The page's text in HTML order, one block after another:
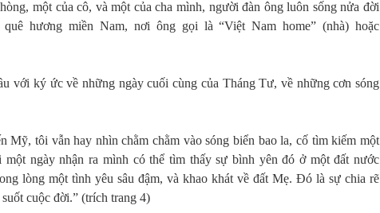
một của cô, và một của cha mình, người đàn ông luôn sống nửa đời
hương miền Nam, nơi ông gọi là “Việt Nam home” (nhà) hoặc
với ký ức về những ngày cuối cùng của Tháng Tư, về những cơn sóng
Mỹ, tôi vẫn hay nhìn chằm chằm vào sóng biển bao la, cố tìm kiếm một
một ngày nhận ra mình có thể tìm thấy sự bình yên đó ở một đất nước
lòng một tình yêu sâu đậm, và khao khát về đất Mẹ. Đó là sự chia rẽ
cuộc đời.” (trích trang 4)